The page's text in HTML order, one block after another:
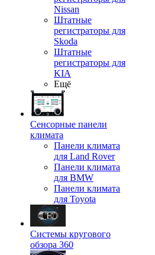
Nissan
Штатные
регистраторы для
Skoda
Штатные
регистраторы для
KIA
Ещё
Сенсорные панели
климата
Панели климата
для Land Rover
Панели климата
для BMW
Панели климата
для Toyota
Системы кругового
обзора 360